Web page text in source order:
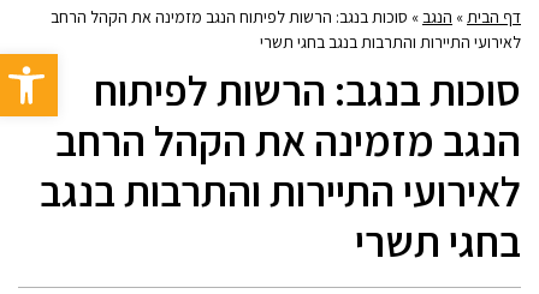
פתח
דף הבית» הנגב» סוכות בנגב: הרשות לפיתוח הנגב מזמינה את הקהל הרחב
לאירועי התיירות והתרבות בנגב בחגי תשרי
סוכות בנגב: הרשות לפיתוח
הנגב מזמינה את הקהל הרחב
לאירועי התיירות והתרבות בנגב
בחגי תשרי